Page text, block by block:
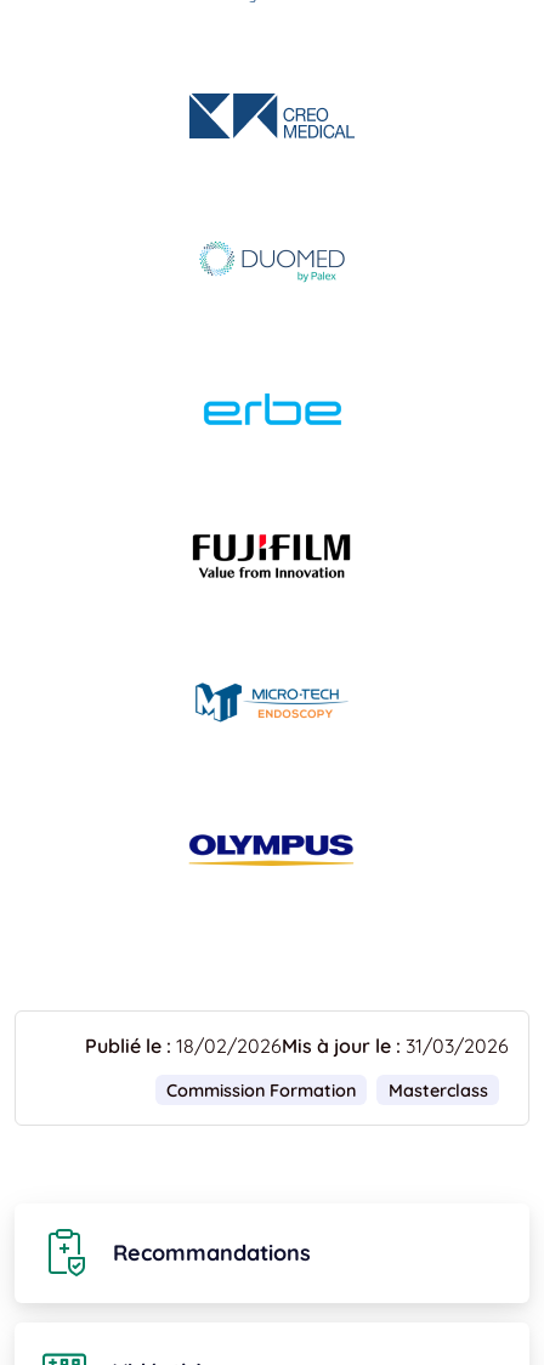
Publié le : 18/02/2026Mis à jour le : 31/03/2026
Commission Formation Masterclass
Recommandations